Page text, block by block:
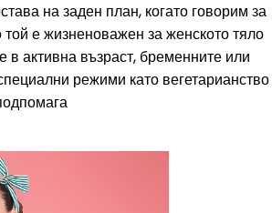
на заден план, когато говорим за
той е жизненоважен за женското тяло
в активна възраст, бременните или
режими като вегетарианство